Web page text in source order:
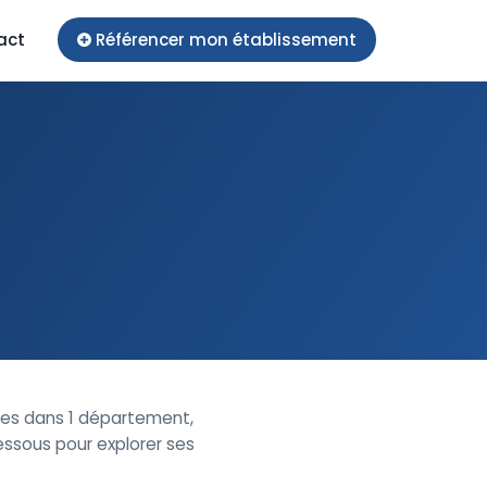
Référencer mon établissement
dans 1 département,
pour explorer ses